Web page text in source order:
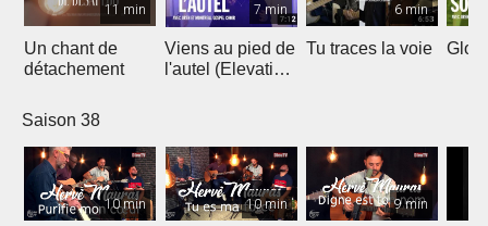
11 min
Un chant de
détachement
7 min
Viens au pied de
l'autel (Elevation
6 min
Tu traces la voie
Saison 38
10 min 10 min 9 min